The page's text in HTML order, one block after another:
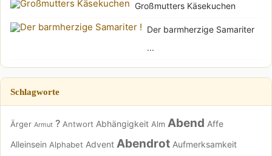
Großmutters Käsekuchen
Der barmherzige Samariter
...
Schlagworte
Ärger Armut ? Antwort Abhängigkeit Alm Abend Affe
Alleinsein Alphabet Advent Abendrot Aufmerksamkeit